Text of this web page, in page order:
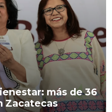
más de 36
Zacatecas